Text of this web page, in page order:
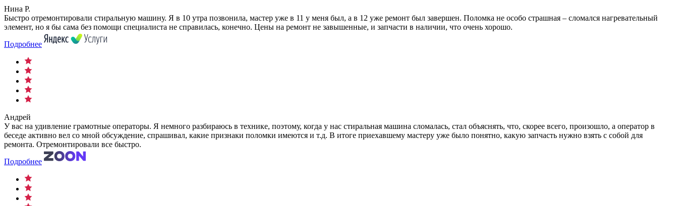
Нина Р.
Быстро отремонтировали стиральную машину. Я в 10 утра позвонила, мастер уже в 11 у меня был, а в 12 уже ремонт был завершен. Поломка не особо страшная – сломался нагревательный
элемент, но я бы сама без помощи специалиста не справилась, конечно. Цены на ремонт не завышенные, и запчасти в наличии, что очень хорошо.
Подробнее
Андрей
У вас на удивление грамотные операторы. Я немного разбираюсь в технике, поэтому, когда у нас стиральная машина сломалась, стал объяснять, что, скорее всего, произошло, а оператор в
беседе активно вел со мной обсуждение, спрашивал, какие признаки поломки имеются и т.д. В итоге приехавшему мастеру уже было понятно, какую запчасть нужно взять с собой для
ремонта. Отремонтировали все быстро.
Подробнее